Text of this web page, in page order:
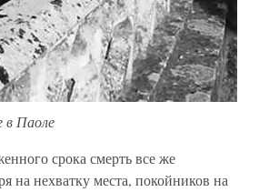
в Паоле
срока смерть все же
на нехватку места, покойников на